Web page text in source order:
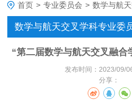
首页 > 专业委员会 > 数学与航
数学与航天交叉学科专业委
“第二届数学与航天交叉融合
发布时间：2023/09/
分享：